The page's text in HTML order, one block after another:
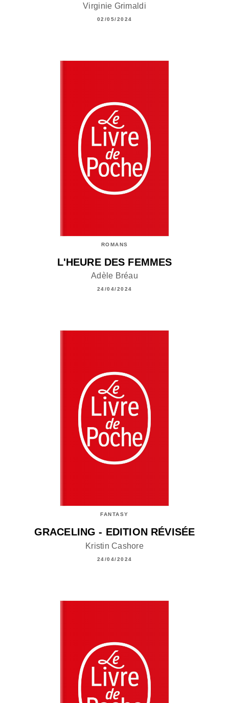
Virginie Grimaldi
02/05/2024
ROMANS
L'HEURE DES FEMMES
Adèle Bréau
24/04/2024
FANTASY
GRACELING - EDITION RÉVISÉE
Kristin Cashore
24/04/2024